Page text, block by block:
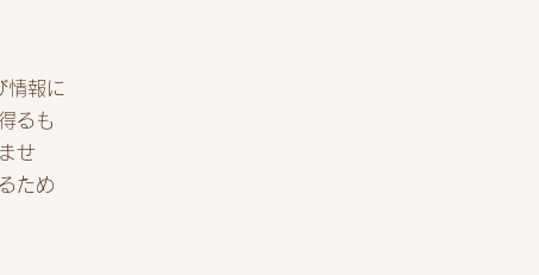
情報に
るも
せ
ため